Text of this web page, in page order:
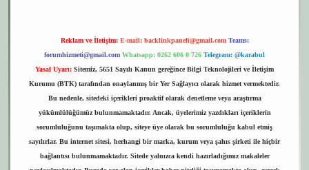
Reklam ve İletişim: E-mail: backlinkpaneli@gmail.com Teams:
forumhizmeti@gmail.com Whatsapp: 0262 606 0 726 Telegram: @karabul
Yasal Uyarı: Sitemiz, 5651 Sayılı Kanun gereğince Bilgi Teknolojileri ve İletişim
Kurumu (BTK) tarafından onaylanmış bir Yer Sağlayıcı olarak hizmet vermektedir.
Bu nedenle, sitedeki içerikleri proaktif olarak denetleme veya araştırma
yükümlülüğümüz bulunmamaktadır. Ancak, üyelerimiz yazdıkları içeriklerin
sorumluluğunu taşımakta olup, siteye üye olarak bu sorumluluğu kabul etmiş
sayılırlar. Bu internet sitesi, herhangi bir marka, kurum veya şahıs şirketi ile hiçbir
bağlantısı bulunmamaktadır. Sitede yalnızca kendi hazırladığımız makaleler